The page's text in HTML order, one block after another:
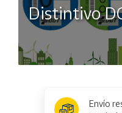
Distintivo
Envío